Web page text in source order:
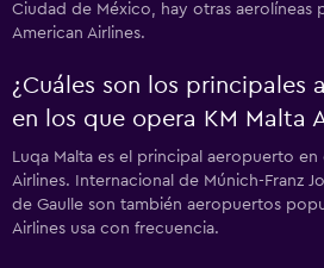
Ciudad de México, hay otras aerolíneas
American Airlines.
¿Cuáles son los principales
en los que opera KM Malta
Luqa Malta es el principal aeropuerto
Airlines. Internacional de Múnich-Franz
de Gaulle son también aeropuertos
Airlines usa con frecuencia.